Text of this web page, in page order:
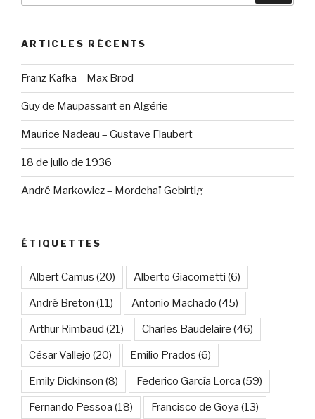
ARTICLES RÉCENTS
Franz Kafka – Max Brod
Guy de Maupassant en Algérie
Maurice Nadeau – Gustave Flaubert
18 de julio de 1936
André Markowicz – Mordehaï Gebirtig
ÉTIQUETTES
Albert Camus (20) Alberto Giacometti (6)
André Breton (11) Antonio Machado (45)
Arthur Rimbaud (21) Charles Baudelaire (46)
César Vallejo (20) Emilio Prados (6)
Emily Dickinson (8) Federico García Lorca (59)
Fernando Pessoa (18) Francisco de Goya (13)